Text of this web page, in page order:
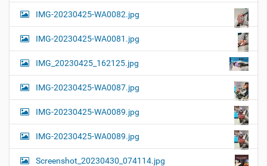
IMG-20230425-WA0082.jpg
IMG-20230425-WA0081.jpg
IMG_20230425_162125.jpg
IMG-20230425-WA0087.jpg
IMG-20230425-WA0089.jpg
IMG-20230425-WA0089.jpg
Screenshot_20230430_074114.jpg